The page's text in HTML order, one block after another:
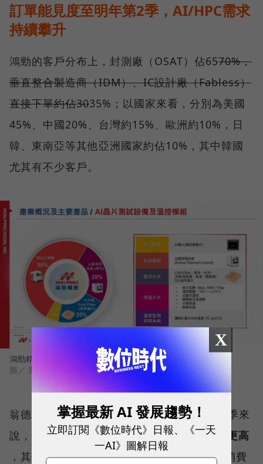
訂單能見度至明年第2季，AI/HPC需求
持續攀升
鴻勁的客戶分布上，封測廠（OSAT）佔6570%，
垂直整合製造商（IDM）、IC設計廠（Fabless）
直接下單約佔3035%；以國家來看，分別為美國
45%、中國20%、台灣約15%、歐洲約10%，日
韓、東南亞等其他亞洲國家約佔10%，其中韓國
尤其有不少客戶。
鴻勁精密產品組合，以測試分類機、主動溫控系統為大宗
圖／ 業者提供
翁德奎提到，在接單產品比例上，以今年第3季來
說，
主要類別包括AI/HPC達63%、第4季將更高
，其他包括手機AP（應用處理器）為14%、消費
X
掌握最新 AI 發展趨勢！
立即訂閱《數位時代》日報、《一天
一AI》圖解日報